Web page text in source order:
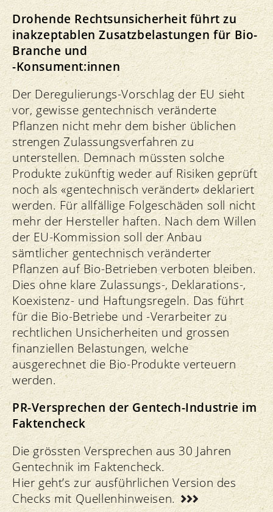
Drohende Rechtsunsicherheit führt zu
inakzeptablen Zusatzbelastungen für Bio-
Branche und
-Konsument:innen
Der Deregulierungs-Vorschlag der EU sieht
vor, gewisse gentechnisch veränderte
Pflanzen nicht mehr dem bisher üblichen
strengen Zulassungsverfahren zu
unterstellen. Demnach müssten solche
Produkte zukünftig weder auf Risiken geprüft
noch als «gentechnisch verändert» deklariert
werden. Für allfällige Folgeschäden soll nicht
mehr der Hersteller haften. Nach dem Willen
der EU-Kommission soll der Anbau
sämtlicher gentechnisch veränderter
Pflanzen auf Bio-Betrieben verboten bleiben.
Dies ohne klare Zulassungs-, Deklarations-,
Koexistenz- und Haftungsregeln. Das führt
für die Bio-Betriebe und -Verarbeiter zu
rechtlichen Unsicherheiten und grossen
finanziellen Belastungen, welche
ausgerechnet die Bio-Produkte verteuern
werden.
PR-Versprechen der Gentech-Industrie im
Faktencheck
Die grössten Versprechen aus 30 Jahren
Gentechnik im Faktencheck.
Hier geht’s zur ausführlichen Version des
Checks mit Quellenhinweisen.